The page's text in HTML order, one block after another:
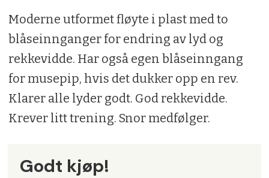
Moderne utformet fløyte i plast med to
blåseinnganger for endring av lyd og
rekkevidde. Har også egen blåseinngang
for musepip, hvis det dukker opp en rev.
Klarer alle lyder godt. God rekkevidde.
Krever litt trening. Snor medfølger.
Godt kjøp!